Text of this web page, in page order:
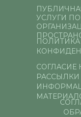
УСЛУГИ ПО
ПОЛИТИКА
СОГЛАСИЕ